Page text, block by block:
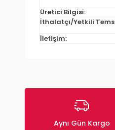
Üretici Bilgisi:
İthalatçı/Yetkili
İletişim:
Aynı Gün Kargo